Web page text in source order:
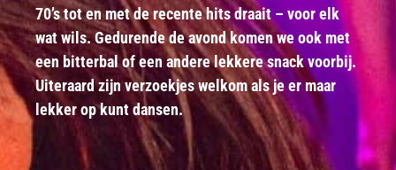
70’s tot en met de recente hits draait – voor elk
wat wils. Gedurende de avond komen we ook met
een bitterbal of een andere lekkere snack voorbij.
Uiteraard zijn verzoekjes welkom als je er maar
lekker op kunt dansen.